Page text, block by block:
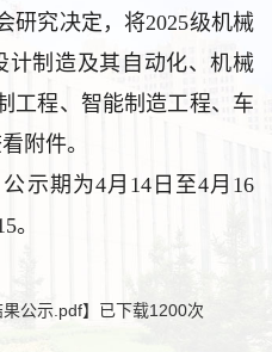
研究决定，将2025级机械
计制造及其自动化、机械
工程、智能制造工程、车
附件。
示期为4月14日至4月16
。
果公示.pdf】已下载1200次